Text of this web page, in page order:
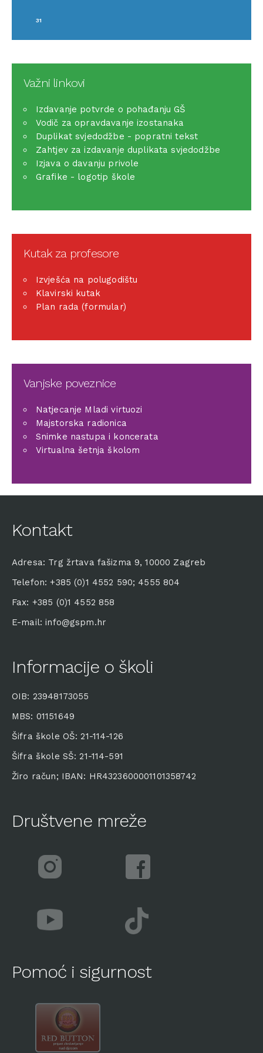
31
Važni linkovi
Izdavanje potvrde o pohađanju GŠ
Vodič za opravdavanje izostanaka
Duplikat svjedodžbe - popratni tekst
Zahtjev za izdavanje duplikata svjedodžbe
Izjava o davanju privole
Grafike - logotip škole
Kutak za profesore
Izvješća na polugodištu
Klavirski kutak
Plan rada (formular)
Vanjske poveznice
Natjecanje Mladi virtuozi
Majstorska radionica
Snimke nastupa i koncerata
Virtualna šetnja školom
Kontakt
Adresa: Trg žrtava fašizma 9, 10000 Zagreb
Telefon: +385 (0)1 4552 590; 4555 804
Fax: +385 (0)1 4552 858
E-mail: info@gspm.hr
Informacije o školi
OIB: 23948173055
MBS: 01151649
Šifra škole OŠ: 21-114-126
Šifra škole SŠ: 21-114-591
Žiro račun; IBAN: HR4323600001101358742
Društvene mreže
Pomoć i sigurnost